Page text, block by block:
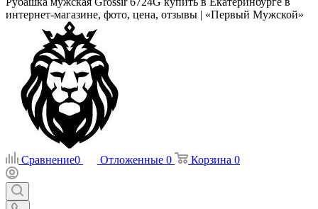
интернет-магазине, фото, цена, отзывы | «Первый Мужской»
Сравнение0 Отложенные 0 Корзина 0